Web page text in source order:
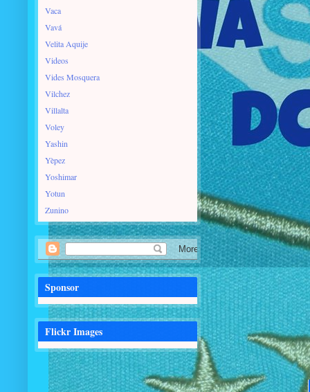
Vaca
Vavá
Velita Aquije
Videos
Vides Mosquera
Vilchez
Villalta
Voley
Yashin
Yèpez
Yoshimar
Yotun
Zunino
Sponsor
Flickr Images